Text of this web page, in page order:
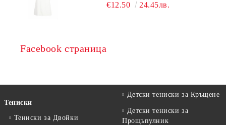
€12.50 24.45лв.
Facebook страница
Тениски
Тениски за Двойки
Детски тениски за Кръщене
Детски тениски за
Прощъпулник